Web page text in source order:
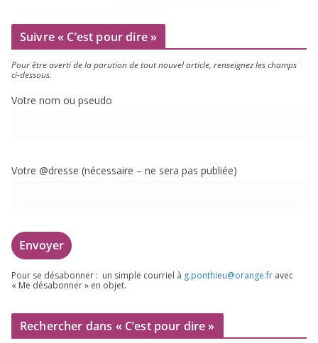
Suivre « C’est pour dire »
Pour être aver­ti de la paru­tion de tout nou­vel article, ren­sei­gnez les champs
ci-dessous.
Votre nom ou pseudo
Votre @dresse (néces­saire – ne sera pas publiée)
Pour se désa­bon­ner : un simple cour­riel à g.​ponthieu@​orange.​fr avec
« Me désa­bon­ner » en objet.
Rechercher dans « C’est pour dire »